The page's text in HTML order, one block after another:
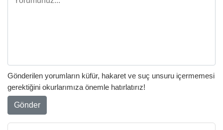
Gönderilen yorumların küfür, hakaret ve suç unsuru içermemesi
gerektiğini okurlarımıza önemle hatırlatırız!
Gönder